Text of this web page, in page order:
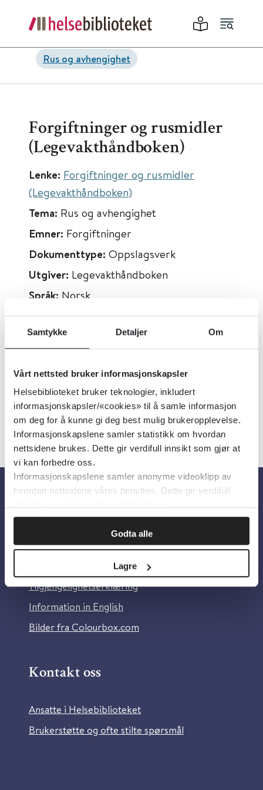
Samtykke Detaljer Om
Vårt nettsted bruker informasjonskapsler
Helsebiblioteket bruker teknologier, inkludert
informasjonskapsler/«cookies» til å samle informasjon
om deg for å kunne gi deg best mulig brukeropplevelse.
Informasjonskapslene samler statistikk om hvordan
nettsidene brukes. Dette gir verdifull innsikt som gjør at
vi kan forbedre oss.
Informasjonskapslene samler anonyme videoklipp av
hvordan nettsidene våres benyttes. Dette gir verdifull
Godta alle
Lagre
Rus og avhengighet
Forgiftninger og rusmidler
(Legevakthåndboken)
Lenke: Forgiftninger og rusmidler
(Legevakthåndboken)
Tema: Rus og avhengighet
Emner: Forgiftninger
Dokumenttype: Oppslagsverk
Utgiver: Legevakthåndboken
Språk: Norsk
Metabeskrivelse:Beskriver symptomer og
behandling ved forgiftning, rus og
abstinens. Nyttig ved akutte hendelser i
hjemmet. Relevant for helsepersonell.
Om oss
Om Helsebiblioteket
Personvern og informasjonskapsler
Tilgjengelighetserklæring
Information in English
Bilder fra Colourbox.com
Kontakt oss
Ansatte i Helsebiblioteket
Brukerstøtte og ofte stilte spørsmål